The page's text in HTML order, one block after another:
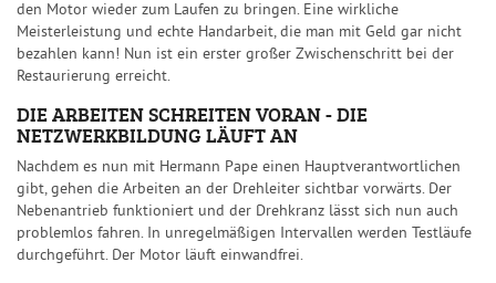
den Motor wieder zum Laufen zu bringen. Eine wirkliche
Meisterleistung und echte Handarbeit, die man mit Geld gar nicht
bezahlen kann! Nun ist ein erster großer Zwischenschritt bei der
Restaurierung erreicht.
DIE ARBEITEN SCHREITEN VORAN - DIE
NETZWERKBILDUNG LÄUFT AN
Nachdem es nun mit Hermann Pape einen Hauptverantwortlichen
gibt, gehen die Arbeiten an der Drehleiter sichtbar vorwärts. Der
Nebenantrieb funktioniert und der Drehkranz lässt sich nun auch
problemlos fahren. In unregelmäßigen Intervallen werden Testläufe
durchgeführt. Der Motor läuft einwandfrei.